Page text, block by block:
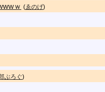
ｗ (ゑのげ)
ぶろぐ)